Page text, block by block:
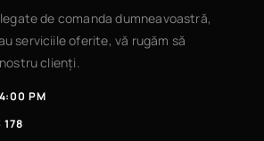
de comanda dumneavoastră,
serviciile oferite, vă rugăm să
clienți.
PM